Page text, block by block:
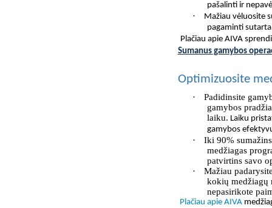
pašalinti ir
·
Mažiau vėluosite
pagaminti
Plačiau apie AIVA
Sumanus gamybos
Optimizuosite
·
Padidinsite
gamybos
laiku. Laiku
gamybos
·
Iki 90%
medžiagas
patvirtins savo
·
Mažiau
kokių medžiagų
nepasirikote
Plačiau apie AIVA